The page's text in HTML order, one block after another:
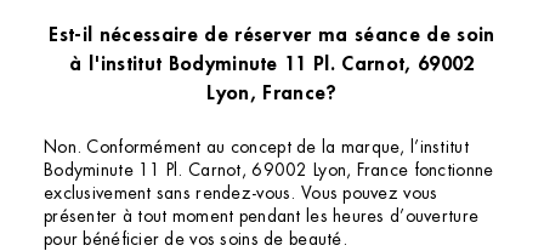
Est-il nécessaire de réserver ma séance de soin
à l'institut Bodyminute 11 Pl. Carnot, 69002
Lyon, France?
Non. Conformément au concept de la marque, l’institut
Bodyminute 11 Pl. Carnot, 69002 Lyon, France fonctionne
exclusivement sans rendez-vous. Vous pouvez vous
présenter à tout moment pendant les heures d’ouverture
pour bénéficier de vos soins de beauté.